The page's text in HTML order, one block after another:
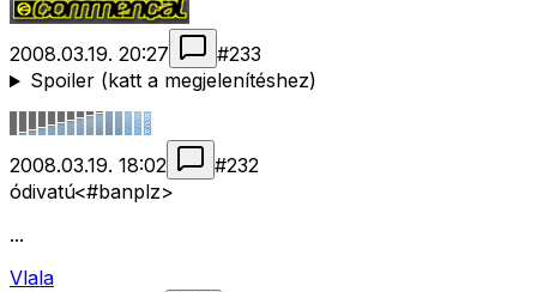
2008.03.19. 20:27 #233
Spoiler (katt a megjelenítéshez)
2008.03.19. 18:02 #232
ódivatú<#banplz>
...
Vlala